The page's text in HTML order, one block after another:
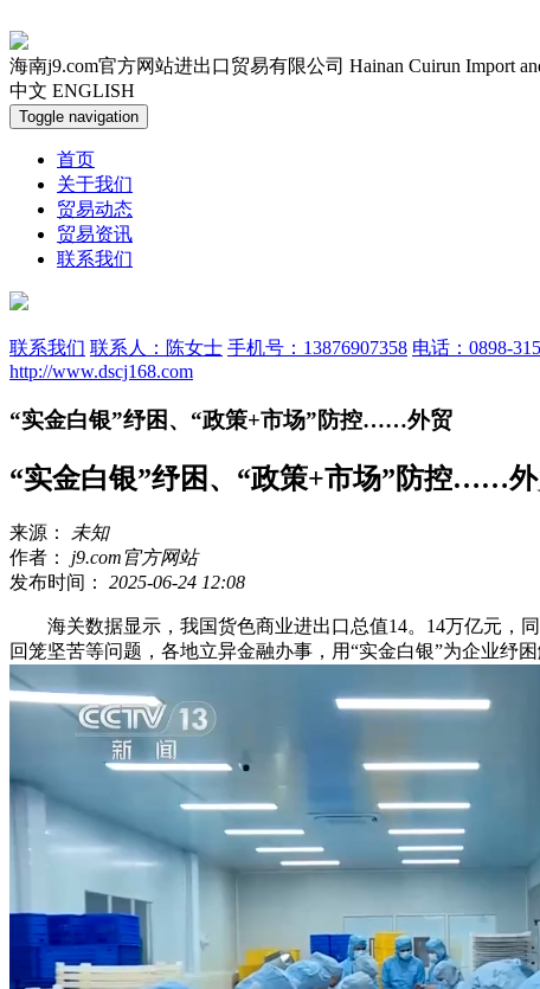
海南j9.com官方网站进出口贸易有限公司 Hainan Cuirun Import
中文 ENGLISH
Toggle navigation
首页
关于我们
贸易动态
贸易资讯
联系我们
联系我们 联系人：陈女士 手机号：13876907358 电话：0898-
http://www.dscj168.com
“实金白银”纾困、“政策+市场”防控……外贸
“实金白银”纾困、“政策+市场”防控……
来源：
未知
作者： j9.com官方网站
发布时间： 2025-06-24 12:08
海关数据显示，我国货色商业进出口总值14。14万亿元，同
回笼坚苦等问题，各地立异金融办事，用“实金白银”为企业纾困